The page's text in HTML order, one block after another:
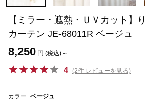
【ミラー・遮熱・ＵＶカット】
カーテン JE-68011R ベージュ
8,250 円 (税込)～
4 (2件 レビューを見る)
カラー: ベージュ